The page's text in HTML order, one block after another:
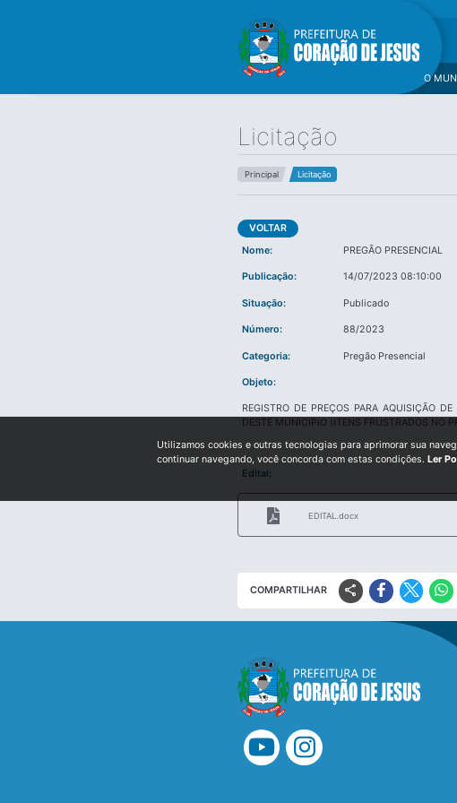
O
Licitação
Principal Licitação
VOLTAR
Nome:
PREGÃO PRESENCIAL
Publicação: 14/07/2023 08:10:00
Situação: Publicado
Número: 88/2023
Categoria: Pregão Presencial
Objeto:
REGISTRO DE PREÇOS PARA AQUISIÇÃO
DESTE MUNICIPIO (ITENS FRUSTRADOS NO
Edital:
EDITAL.docx
COMPARTILHAR share
Utilizamos cookies e outras tecnologias para aprimorar sua
continuar navegando, você concorda com estas condições. Ler